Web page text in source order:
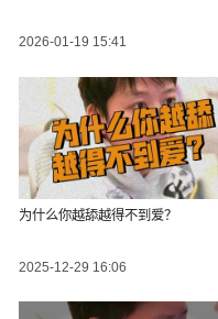
2026-01-19 15:41
为什么你越舔越得不到爱？
2025-12-29 16:06